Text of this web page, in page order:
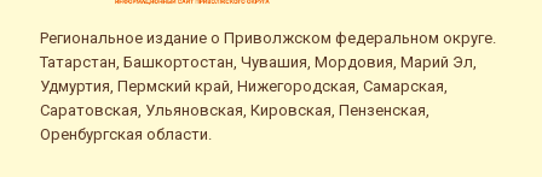
Региональное издание о Приволжском федеральном округе.
Татарстан, Башкортостан, Чувашия, Мордовия, Марий Эл,
Удмуртия, Пермский край, Нижегородская, Самарская,
Саратовская, Ульяновская, Кировская, Пензенская,
Оренбургская области.